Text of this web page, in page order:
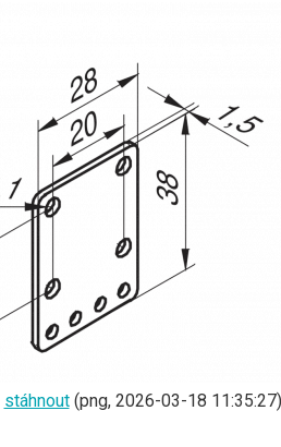
stáhnout(png, 2026-03-18 11:35:27)